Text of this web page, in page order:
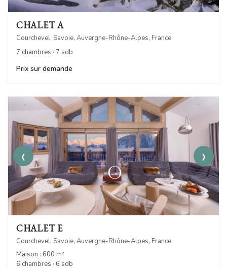
CHALET A
Courchevel, Savoie, Auvergne-Rhône-Alpes, France
7 chambres · 7 sdb
Prix sur demande
‹ ›
CHALET E
Courchevel, Savoie, Auvergne-Rhône-Alpes, France
Maison : 600 m²
6 chambres · 6 sdb